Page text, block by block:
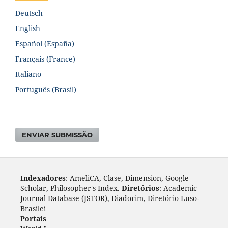
Deutsch
English
Español (España)
Français (France)
Italiano
Português (Brasil)
ENVIAR SUBMISSÃO
Indexadores: AmeliCA, Clase, Dimension, Google
Scholar, Philosopher's Index. Diretórios: Academic
Journal Database (JSTOR), Diadorim, Diretório Luso-
Brasileiro, DOAJ, Journal 4 free, ROAD, Socol@ar.
Portais